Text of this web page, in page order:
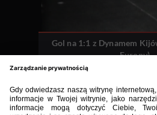
Gol na 1:1 z Dynamem
Europy)